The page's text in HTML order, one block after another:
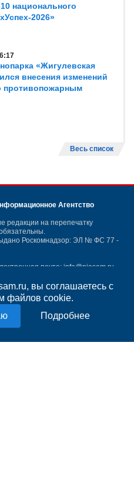
вы соглашаетесь с
файлов cookie.
Подробнее
национального
2026»
«Жигулевская
внесения изменений
противопожарным
Весь список
Агентство
на перепечатку
Роскомнадзор: ЭЛ № ФС 77 -
почта: info@niasam.ru